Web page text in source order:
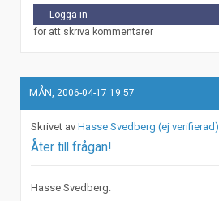
Logga in
för att skriva kommentarer
MÅN, 2006-04-17 19:57
Hasse Svedberg (ej verifierad)
Åter till frågan!
Hasse Svedberg: